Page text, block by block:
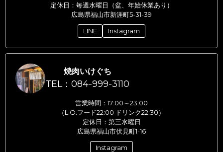
定休日：毎週水曜日（盆、年始休業あり）
広島県福山市新涯町5-31-39
LINE Instagram
焼肉いけぐち
TEL：084-999-3110
営業時間：17:00～23:00
（L.O.フード22:00 ドリンク22:30）
定休日：第三水曜日
広島県福山市伏見町1-16
Instagram